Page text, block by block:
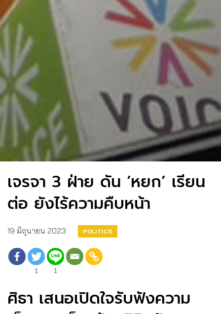
เจรจา 3 ฝ่าย ดัน ‘หยก’ เรียน
ต่อ ยังไร้ความคืบหน้า
19 มิถุนายน 2023 POLITICS
1 1
ศิธา เสนอเปิดใจรับฟังความ